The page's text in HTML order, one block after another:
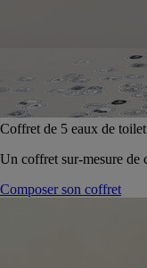
Coffret de 5 eaux de
Un coffret sur-mesure de
Composer son coffret